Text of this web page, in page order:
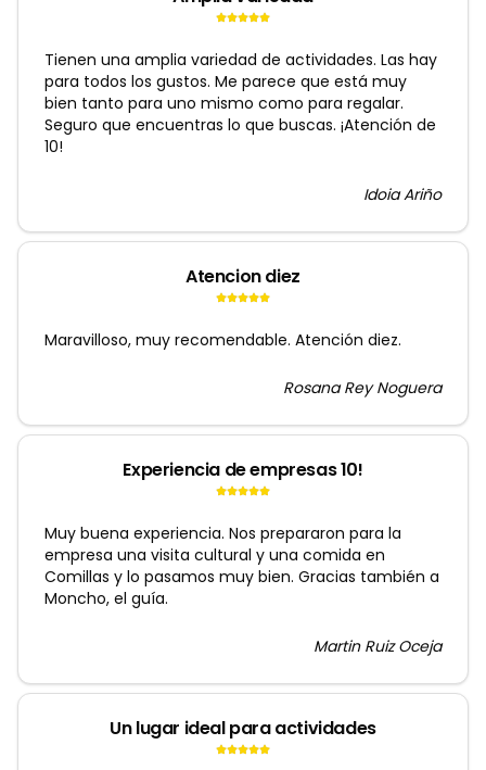
Tienen una amplia variedad de actividades. Las hay
para todos los gustos. Me parece que está muy
bien tanto para uno mismo como para regalar.
Seguro que encuentras lo que buscas. ¡Atención de
10!
Idoia Ariño
Atencion diez
Maravilloso, muy recomendable. Atención diez.
Rosana Rey Noguera
Experiencia de empresas 10!
Muy buena experiencia. Nos prepararon para la
empresa una visita cultural y una comida en
Comillas y lo pasamos muy bien. Gracias también a
Moncho, el guía.
Martin Ruiz Oceja
Un lugar ideal para actividades